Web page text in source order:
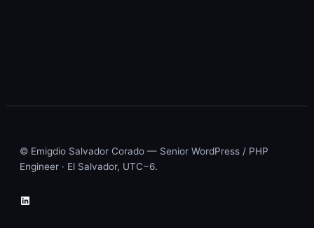
© Emigdio Salvador Corado — Senior WordPress / PHP
Engineer · El Salvador, UTC−6.
LinkedIn